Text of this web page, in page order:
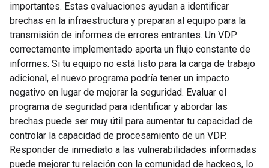
importantes. Estas evaluaciones ayudan a identificar
brechas en la infraestructura y preparan al equipo para la
transmisión de informes de errores entrantes. Un VDP
correctamente implementado aporta un flujo constante de
informes. Si tu equipo no está listo para la carga de trabajo
adicional, el nuevo programa podría tener un impacto
negativo en lugar de mejorar la seguridad. Evaluar el
programa de seguridad para identificar y abordar las
brechas puede ser muy útil para aumentar tu capacidad de
controlar la capacidad de procesamiento de un VDP.
Responder de inmediato a las vulnerabilidades informadas
puede mejorar tu relación con la comunidad de hackeos, lo